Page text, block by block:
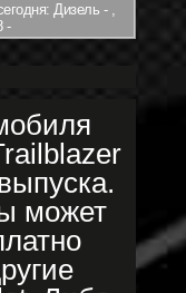
Дизель - ,
-
может